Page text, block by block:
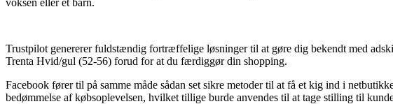
Trustpilot genererer fuldstændig fortræffelige løsninger til at gøre dig bekendt med
Trenta Hvid/gul (52-56) forud for at du færdiggør din shopping.
Facebook fører til på samme måde sådan set sikre metoder til at få et kig ind i
bedømmelse af købsoplevelsen, hvilket tillige burde anvendes til at tage stilling til